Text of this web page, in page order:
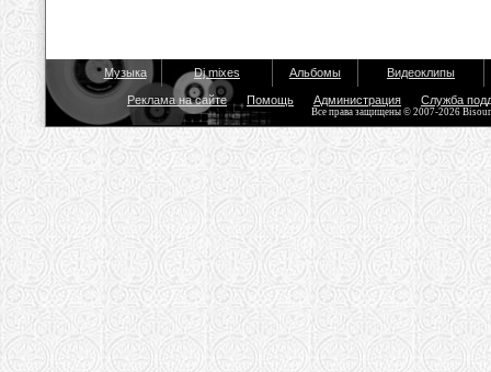
Музыка Dj mixes Альбомы Видеоклипы
Реклама на сайте Помощь Администрация Служба
Все права защищены © 2007-2026